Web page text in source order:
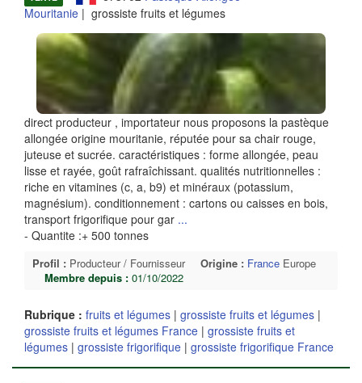
Mouritanie | grossiste fruits et légumes
direct producteur , importateur nous proposons la pastèque
allongée origine mouritanie, réputée pour sa chair rouge,
juteuse et sucrée. caractéristiques : forme allongée, peau
lisse et rayée, goût rafraîchissant. qualités nutritionnelles :
riche en vitamines (c, a, b9) et minéraux (potassium,
magnésium). conditionnement : cartons ou caisses en bois,
transport frigorifique pour gar ...
- Quantite :+ 500 tonnes
Profil : Producteur / Fournisseur Origine : France Europe
Membre depuis : 01/10/2022
Rubrique : fruits et légumes | grossiste fruits et légumes |
grossiste fruits et légumes France | grossiste fruits et
légumes | grossiste frigorifique | grossiste frigorifique France